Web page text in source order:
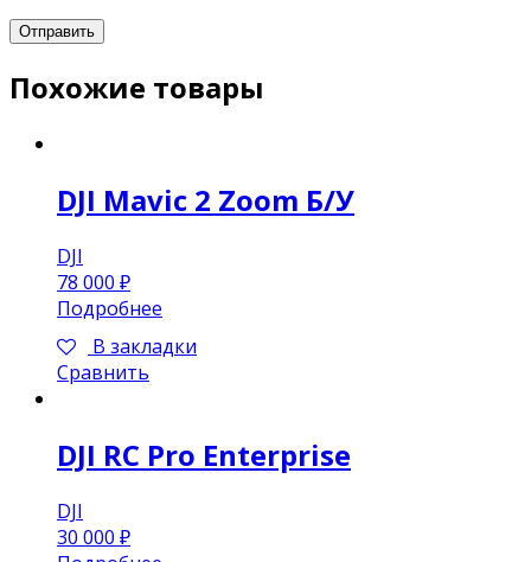
Похожие товары
DJI Mavic 2 Zoom Б/У
DJI
78 000 ₽
Подробнее
В закладки
Сравнить
DJI RC Pro Enterprise
DJI
30 000 ₽